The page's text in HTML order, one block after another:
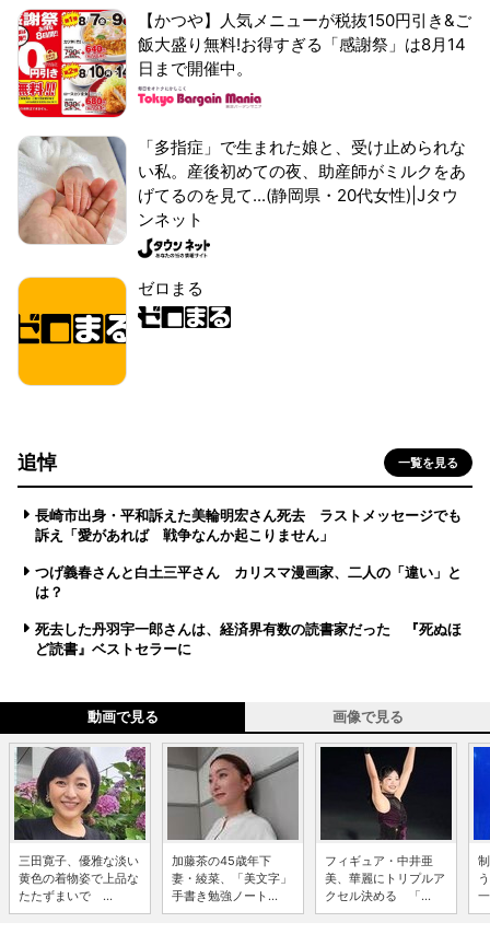
【かつや】人気メニューが税抜150円引き&ご
飯大盛り無料!お得すぎる「感謝祭」は8月14
日まで開催中。
「多指症」で生まれた娘と、受け止められな
い私。産後初めての夜、助産師がミルクをあ
げてるのを見て...(静岡県・20代女性)|Jタウ
ンネット
ゼロまる
追悼 一覧を見る
長崎市出身・平和訴えた美輪明宏さん死去 ラストメッセージでも
訴え「愛があれば 戦争なんか起こりません」
つげ義春さんと白土三平さん カリスマ漫画家、二人の「違い」と
は？
死去した丹羽宇一郎さんは、経済界有数の読書家だった 『死ぬほ
ど読書』ベストセラーに
動画で見る 画像で見る
三田寛子、優雅な淡い
黄色の着物姿で上品な
たたずまいで ...
加藤茶の45歳年下
妻・綾菜、「美文字」
手書き勉強ノート...
フィギュア・中井亜
美、華麗にトリプルア
クセル決める 「...